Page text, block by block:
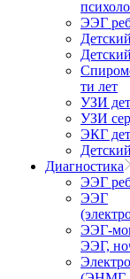
ЭЭГ
ти лет
УЗИ
УЗИ
ЭКГ
Диагностика
ЭЭГ
ЭЭГ
ЭЭГ-
ЭЭГ,